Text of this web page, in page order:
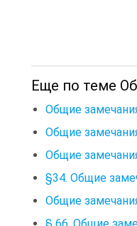
Еще по теме
Общие
Общие
Общие
§34. Общие
Общие